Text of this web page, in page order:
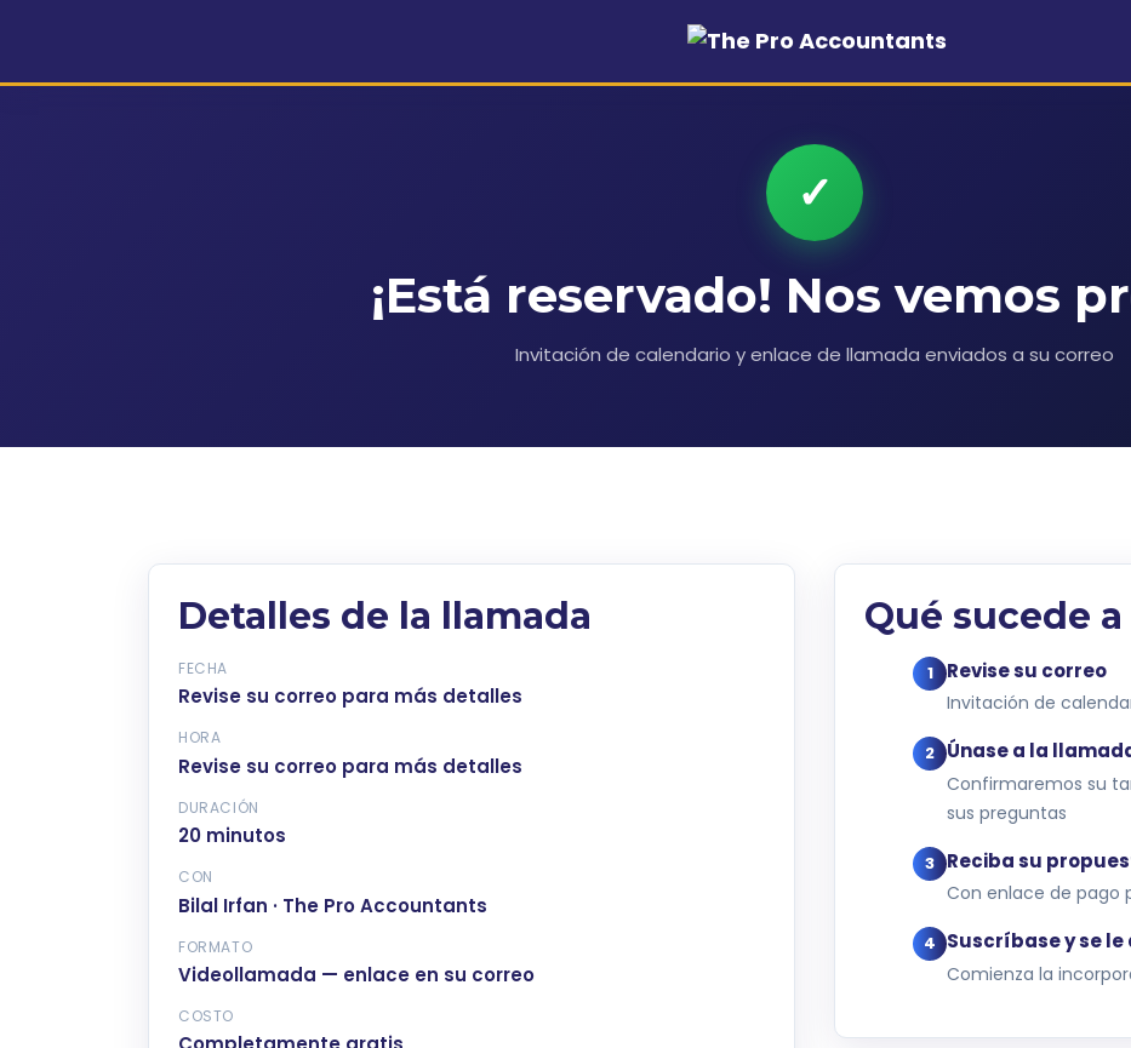
✓
¡Está reservado! Nos vemos
Invitación de calendario y enlace de llamada enviados a su correo
Detalles de la llamada
FECHA
Revise su correo para más detalles
HORA
Revise su correo para más detalles
DURACIÓN
20 minutos
CON
Bilal Irfan · The Pro Accountants
FORMATO
Videollamada — enlace en su correo
COSTO
Qué sucede
1 Revise su correo
Invitación de
2 Únase a la
Confirmaremos su
sus preguntas
3 Reciba su
Con enlace de pago
4 Suscríbase y se
Comienza la